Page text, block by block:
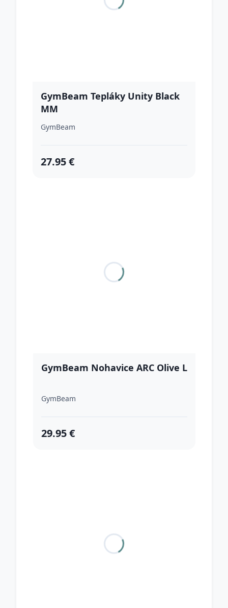
GymBeam Tepláky Unity Black
MM
GymBeam
27.95 €
GymBeam Nohavice ARC Olive L
GymBeam
29.95 €